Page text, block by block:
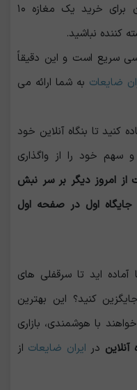
منتظر جمع ‌آوری سرمایه ‌های کلان برای خرید یک مغازه ۱۰
کننده نباشید.
سریع است و این دقیقاً
ضایعات به شما ارائه می
کنید تا بنگاه آنلاین خود
و سهم خود را از واگذاری
از امروز دیگر بر سر نبش
جایگاه اول در صفحه اول
آماده ‌اید تا سرقفلی ‌های
کنید؟ این بهترین
با هوشمندی، بازاری
در ایران ضایعات از